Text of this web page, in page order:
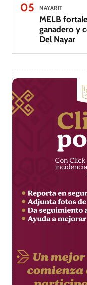
05 NAYARIT
MELB
ganadero y
Del Nayar